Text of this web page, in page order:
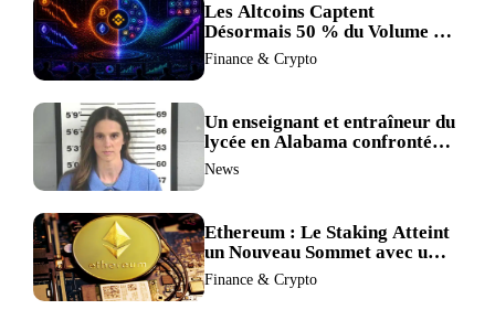
Les Altcoins Captent
Désormais 50 % du Volume de
Trading de Binance : La
Liquidité S’éclipse au Profit de
Finance & Crypto
Un enseignant et entraîneur du
lycée en Alabama confronté
au divorce après avoir été
News
Ethereum : Le Staking Atteint
un Nouveau Sommet avec un
Verrouillage Accru des ETH
Finance & Crypto